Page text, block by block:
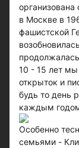
в Москве в
фашистской
10 - 15 лет
открыток и
будь то день
каждым
Особенно
семьями -